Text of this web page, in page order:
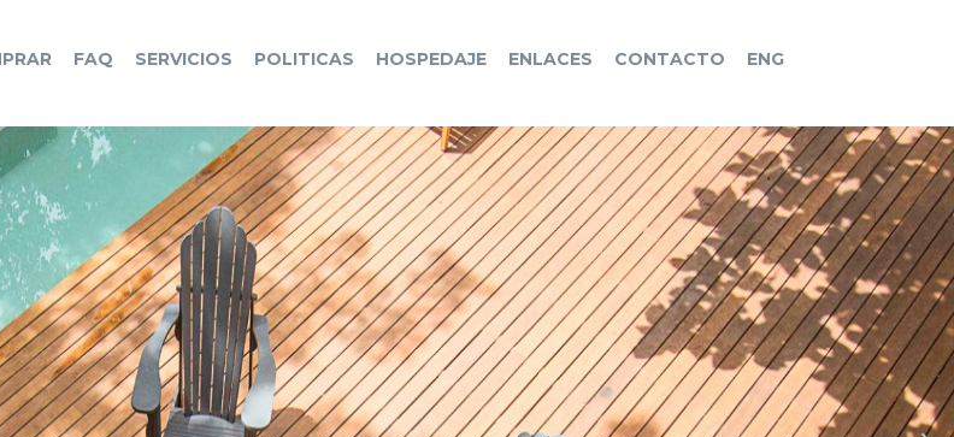
FAQ SERVICIOS POLITICAS HOSPEDAJE ENLACES CONTACTO ENG